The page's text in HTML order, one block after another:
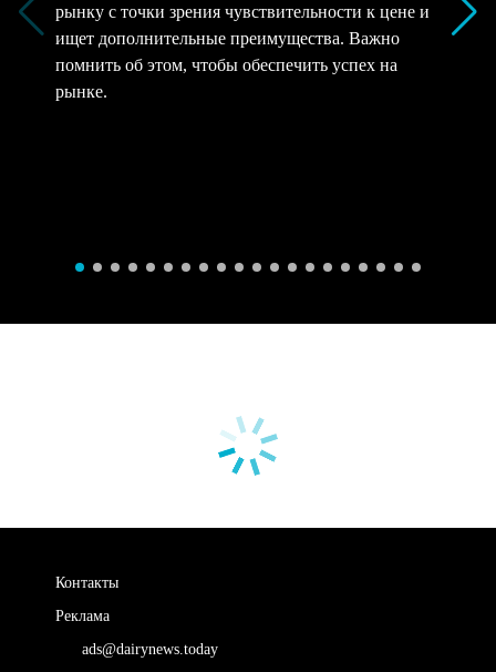
рынку с точки зрения чувствительности к цене и
ищет дополнительные преимущества. Важно
помнить об этом, чтобы обеспечить успех на
рынке.
Контакты
Реклама
ads@dairynews.today